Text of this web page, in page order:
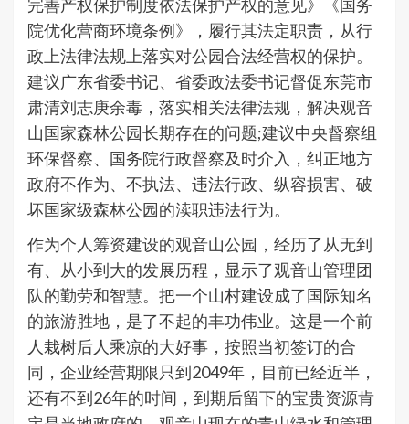
完善产权保护制度依法保护产权的意见》《国务
院优化营商环境条例》，履行其法定职责，从行
政上法律法规上落实对公园合法经营权的保护。
建议广东省委书记、省委政法委书记督促东莞市
肃清刘志庚余毒，落实相关法律法规，解决观音
山国家森林公园长期存在的问题;建议中央督察组
环保督察、国务院行政督察及时介入，纠正地方
政府不作为、不执法、违法行政、纵容损害、破
坏国家级森林公园的渎职违法行为。
作为个人筹资建设的观音山公园，经历了从无到
有、从小到大的发展历程，显示了观音山管理团
队的勤劳和智慧。把一个山村建设成了国际知名
的旅游胜地，是了不起的丰功伟业。这是一个前
人栽树后人乘凉的大好事，按照当初签订的合
同，企业经营期限只到2049年，目前已经近半，
还有不到26年的时间，到期后留下的宝贵资源肯